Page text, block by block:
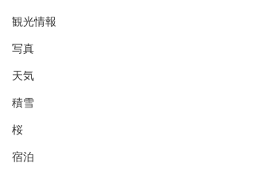
観光情報
写真
天気
積雪
桜
宿泊